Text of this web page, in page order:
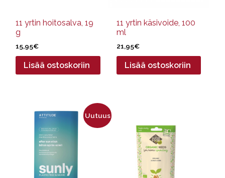
11 yrtin hoitosalva, 19
g
15,95€
Lisää ostoskoriin
11 yrtin käsivoide, 100
ml
21,95€
Lisää ostoskoriin
Uutuus